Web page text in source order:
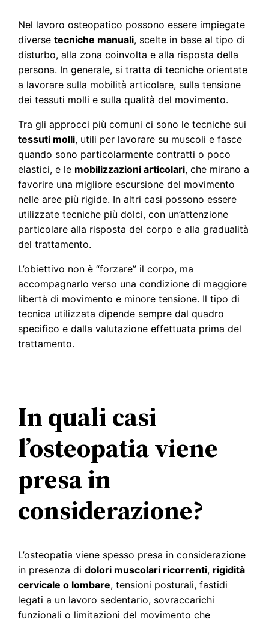
Nel lavoro osteopatico possono essere impiegate
diversetecniche manuali, scelte in base al tipo di
disturbo, alla zona coinvolta e alla risposta della
persona. In generale, si tratta di tecniche orientate
a lavorare sulla mobilità articolare, sulla tensione
dei tessuti molli e sulla qualità del movimento.
Tra gli approcci più comuni ci sono le tecniche sui
tessuti molli, utili per lavorare su muscoli e fasce
quando sono particolarmente contratti o poco
elastici, e le mobilizzazioni articolari, che mirano a
favorire una migliore escursione del movimento
nelle aree più rigide. In altri casi possono essere
utilizzate tecniche più dolci, con un’attenzione
particolare alla risposta del corpo e alla gradualità
del trattamento.
L’obiettivo non è “forzare” il corpo, ma
accompagnarlo verso una condizione di maggiore
libertà di movimento e minore tensione. Il tipo di
tecnica utilizzata dipende sempre dal quadro
specifico e dalla valutazione effettuata prima del
trattamento.
In quali casi
l’osteopatia viene
presa in
considerazione?
L’osteopatia viene spesso presa in considerazione
in presenza didolori muscolari ricorrenti, rigidità
cervicale o lombare, tensioni posturali, fastidi
legati a un lavoro sedentario, sovraccarichi
funzionali o limitazioni del movimento che